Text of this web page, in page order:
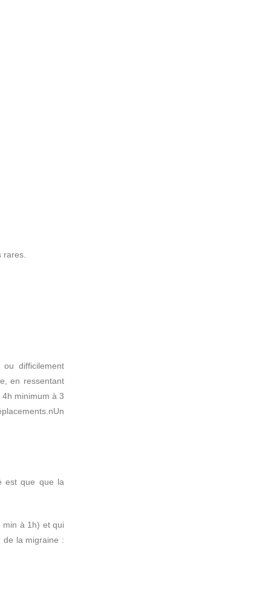
difficilement
en ressentant
minimum à 3
est que que la
min à 1h) et qui
de la migraine :